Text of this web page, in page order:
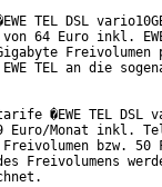
TEL DSL
64 Euro inkl.
Freivolumen
TEL an die
�EWE TEL DSL
Euro/Monat inkl.
bzw. 50
Freivolumens